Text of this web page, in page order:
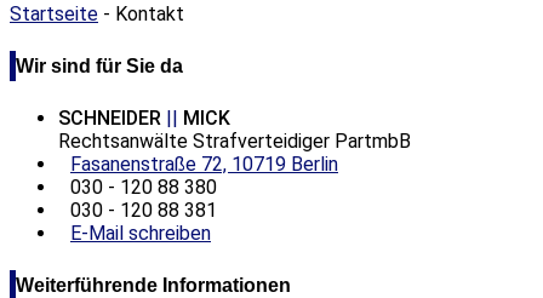
Startseite - Kontakt
Wir sind für Sie da
SCHNEIDER
MICK
Rechtsanwälte Strafverteidiger PartmbB
Fasanenstraße 72, 10719 Berlin
030 - 120 88 380
030 - 120 88 381
E-Mail schreiben
Weiterführende Informationen